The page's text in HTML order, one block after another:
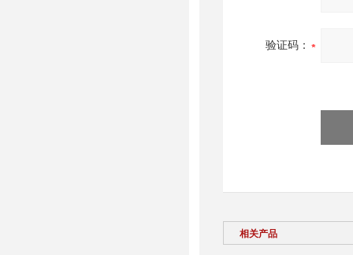
验证码：
相关产品